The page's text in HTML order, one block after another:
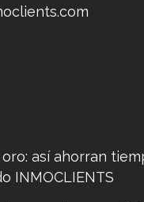
así ahorran
INMOCLIENTS